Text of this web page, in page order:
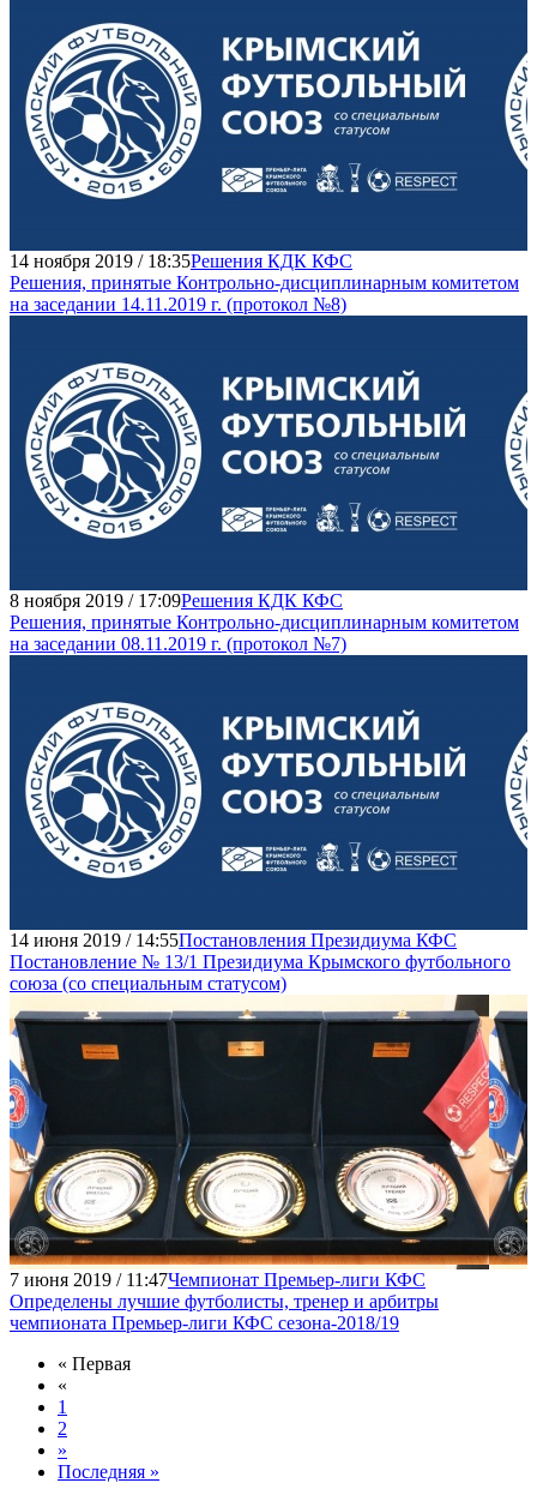
14 ноября 2019 / 18:35Решения КДК КФС
Решения, принятые Контрольно-дисциплинарным комитетом
на заседании 14.11.2019 г. (протокол №8)
8 ноября 2019 / 17:09Решения КДК КФС
Решения, принятые Контрольно-дисциплинарным комитетом
на заседании 08.11.2019 г. (протокол №7)
14 июня 2019 / 14:55Постановления Президиума КФС
Постановление № 13/1 Президиума Крымского футбольного
союза (со специальным статусом)
7 июня 2019 / 11:47Чемпионат Премьер-лиги КФС
Определены лучшие футболисты, тренер и арбитры
чемпионата Премьер-лиги КФС сезона-2018/19
« Первая
«
1
2
»
Последняя »